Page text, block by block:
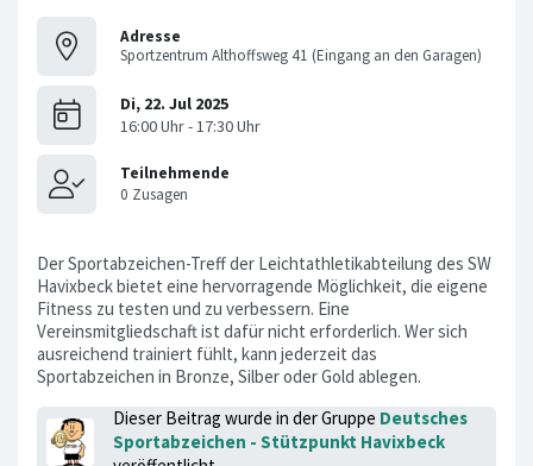
Adresse
Sportzentrum Althoffsweg 41 (Eingang an den Garagen)
Der Sportabzeichen-Treff der Leichtathletikabteilung des SW
Havixbeck bietet eine hervorragende Möglichkeit, die eigene
Fitness zu testen und zu verbessern. Eine
Vereinsmitgliedschaft ist dafür nicht erforderlich. Wer sich
ausreichend trainiert fühlt, kann jederzeit das
Sportabzeichen in Bronze, Silber oder Gold ablegen.
Dieser Beitrag wurde in der Gruppe Deutsches
Sportabzeichen - Stützpunkt Havixbeck